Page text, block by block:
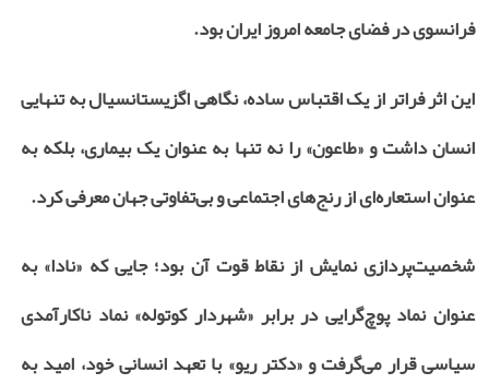
فرانسوی در فضای جامعه امروز ایران بود.
این اثر فراتر از یک اقتباس ساده، نگاهی اگزیستانسیال به تنهایی
انسان داشت و «طاعون» را نه تنها به عنوان یک بیماری، بلکه به
عنوان استعاره‌ای از رنج‌های اجتماعی و بی‌تفاوتی جهان معرفی کرد.
شخصیت‌پردازی نمایش از نقاط قوت آن بود؛ جایی که «نادا» به
عنوان نماد پوچ‌گرایی در برابر «شهردار کوتوله» نماد ناکارآمدی
سیاسی قرار می‌گرفت و «دکتر ریو» با تعهد انسانی خود، امید به